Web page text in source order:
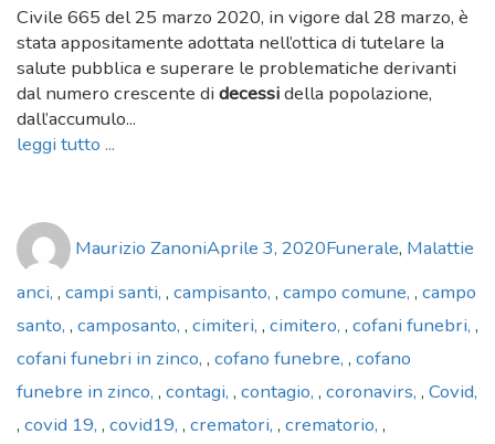
Civile 665 del 25 marzo 2020, in vigore dal 28 marzo, è
stata appositamente adottata nell’ottica di tutelare la
salute pubblica e superare le problematiche derivanti
dal numero crescente di decessidella popolazione,
dall’accumulo...
leggi tutto ...
Maurizio Zanonion
Aprile 3, 2020Funerale, Malattie
anci , campi santi , campisanto , campo comune , campo
santo , camposanto , cimiteri , cimitero , cofani funebri ,
cofani funebri in zinco , cofano funebre , cofano
funebre in zinco , contagi , contagio , coronavirs , Covid
, covid 19 , covid19 , crematori , crematorio ,